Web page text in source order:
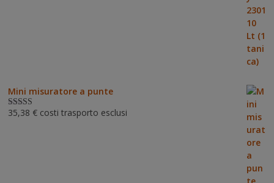
Mini misuratore a punte
Valutat
35,38 € costi trasporto esclusi